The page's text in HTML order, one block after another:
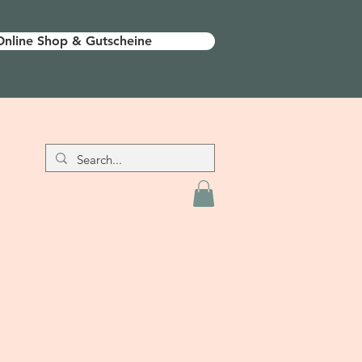
Shop & Gutscheine